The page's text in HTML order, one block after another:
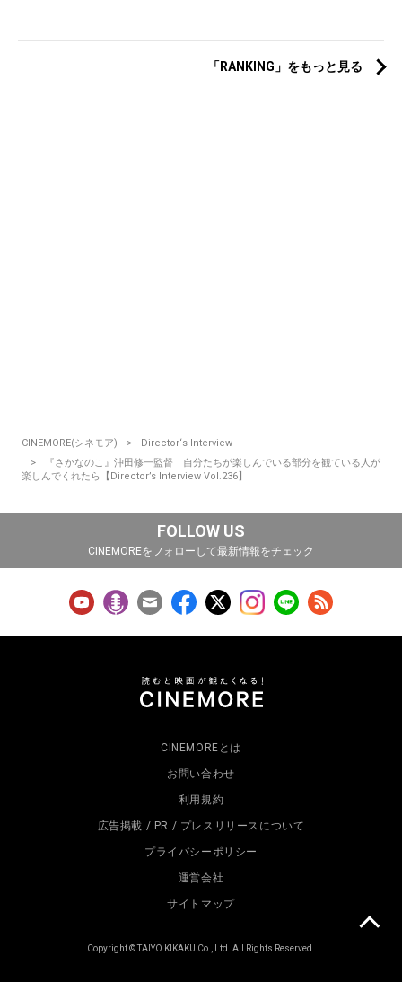
「RANKING」をもっと見る
CINEMORE(シネモア)
Director‘s Interview
『さかなのこ』沖田修一監督 自分たちが楽しんでいる部分を観ている人が
楽しんでくれたら【Director’s Interview Vol.236】
FOLLOW US
CINEMOREをフォローして最新情報をチェック
CINEMOREとは
お問い合わせ
利用規約
広告掲載 / PR / プレスリリースについて
プライバシーポリシー
運営会社
サイトマップ
Copyright © TAIYO KIKAKU Co., Ltd. All Rights Reserved.